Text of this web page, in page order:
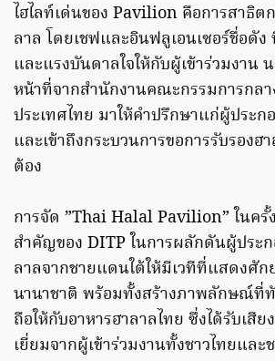
ไฮไลท์เด่นของ Pavilion คือการสาธิต
ลาล โดยเชฟและอินฟลูเอนเซอร์ชื่อดั
และแรงบันดาลใจให้กับผู้เข้าร่วมงาน
หน้าที่จากสำนักงานคณะกรรมการกล
ประเทศไทย มาให้คำปรึกษาแก่ผู้ประกอ
และเข้าถึงกระบวนการขอการรับรองฮ
ต้อง
การจัด ”Thai Halal Pavilion” ในครั้
สำคัญของ DITP ในการผลักดันผู้ประก
ลาลจากชายแดนใต้ให้มีเวทีที่แสดงศั
นานาชาติ พร้อมทั้งสร้างภาพลักษณ์ที่
ถือให้กับอาหารฮาลาลไทย ซึ่งได้รับเสี
เยี่ยมจากผู้เข้าร่วมงานทั้งชาวไทยและ